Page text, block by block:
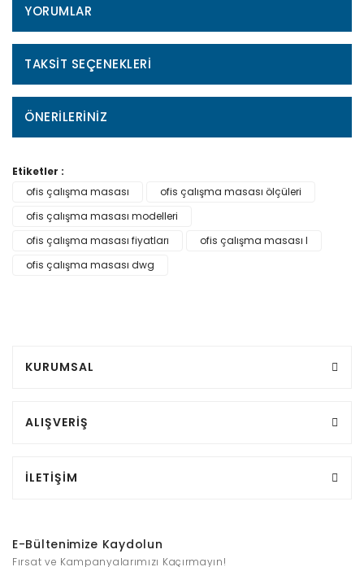
YORUMLAR
TAKSIT SEÇENEKLERI
ÖNERILERINIZ
Etiketler :
ofis çalışma masası
ofis çalışma masası ölçüleri
ofis çalışma masası modelleri
ofis çalışma masası fiyatları
ofis çalışma masası l
ofis çalışma masası dwg
KURUMSAL
ALIŞVERİŞ
İLETİŞİM
E-Bültenimize Kaydolun
Fırsat ve Kampanyalarımızı Kaçırmayın!